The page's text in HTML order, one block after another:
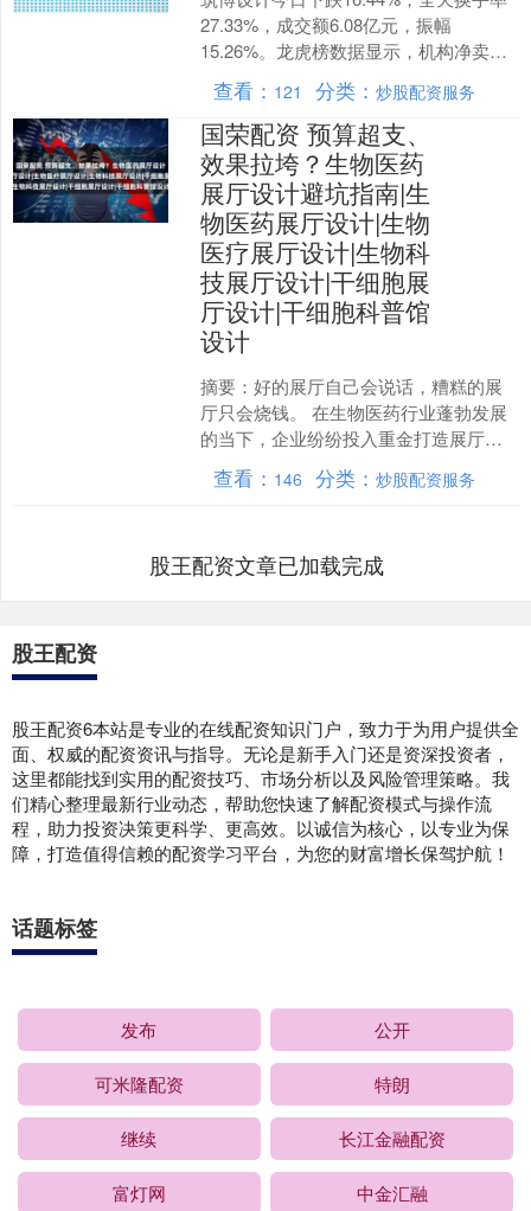
27.33%，成交额6.08亿元，振幅
15.26%。龙虎榜数据显示，机构净卖出
657.84万元，营业部席位合计净卖出
44....
查看： 121 分类：炒股配资服务
国荣配资 预算超支、
效果拉垮？生物医药
展厅设计避坑指南|生
物医药展厅设计|生物
医疗展厅设计|生物科
技展厅设计|干细胞展
厅设计|干细胞科普馆
设计
摘要：好的展厅自己会说话，糟糕的展
厅只会烧钱。 在生物医药行业蓬勃发展
的当下，企业纷纷投入重金打造展厅，
试图展示科研实力。然而，不少企业陷
入“花费数百万，效果却....
查看： 146 分类：炒股配资服务
股王配资文章已加载完成
股王配资
股王配资6本站是专业的在线配资知识门户，致力于为用户提供全
面、权威的配资资讯与指导。无论是新手入门还是资深投资者，
这里都能找到实用的配资技巧、市场分析以及风险管理策略。我
们精心整理最新行业动态，帮助您快速了解配资模式与操作流
程，助力投资决策更科学、更高效。以诚信为核心，以专业为保
障，打造值得信赖的配资学习平台，为您的财富增长保驾护航！
话题标签
发布 公开
可米隆配资 特朗
继续 长江金融配资
富灯网 中金汇融